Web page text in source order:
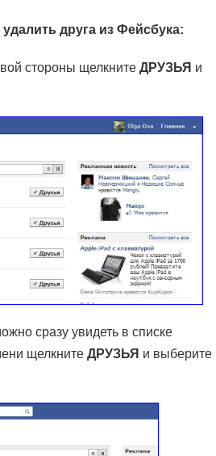
удалить друга из Фейсбука:
стороны щелкните ДРУЗЬЯ и
сразу увидеть в списке
щелкните ДРУЗЬЯ и выберите